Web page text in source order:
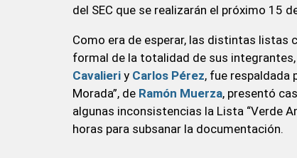
del SEC que se realizarán el próximo 15
Como era de esperar, las distintas listas
formal de la totalidad de sus integrantes,
Cavalieri y Carlos Pérez, fue respaldada
Morada”, de Ramón Muerza, presentó
algunas inconsistencias la Lista “Verde
horas para subsanar la documentación.